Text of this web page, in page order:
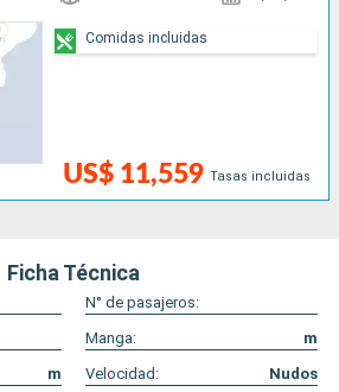
US$ 11,559 Tasas incluidas
Comidas incluidas
Ficha Técnica
N° de pasajeros:
Manga:
m
m Velocidad: Nudos